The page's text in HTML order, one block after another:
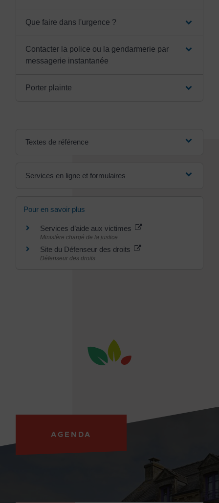
Que faire dans l'urgence ?
Contacter la police ou la gendarmerie par
messagerie instantanée
Porter plainte
Textes de référence
Services en ligne et formulaires
Pour en savoir plus
Services d’aide aux victimes
Ministère chargé de la justice
Site du Défenseur des droits
Défenseur des droits
AGENDA